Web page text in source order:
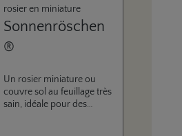
rosier en miniature
Sonnenröschen
®
Un rosier miniature ou
couvre sol au feuillage très
sain, idéale pour des